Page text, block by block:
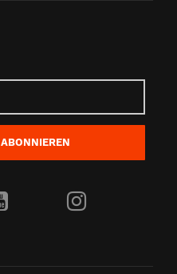
ABONNIEREN